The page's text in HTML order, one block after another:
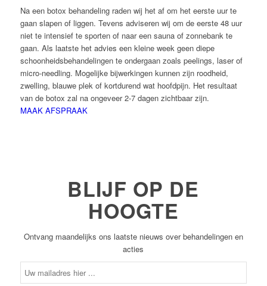
Na een botox behandeling raden wij het af om het eerste uur te
gaan slapen of liggen. Tevens adviseren wij om de eerste 48 uur
niet te intensief te sporten of naar een sauna of zonnebank te
gaan. Als laatste het advies een kleine week geen diepe
schoonheidsbehandelingen te ondergaan zoals peelings, laser of
micro-needling. Mogelijke bijwerkingen kunnen zijn roodheid,
zwelling, blauwe plek of kortdurend wat hoofdpijn. Het resultaat
van de botox zal na ongeveer 2-7 dagen zichtbaar zijn.
MAAK AFSPRAAK
BLIJF OP DE
HOOGTE
Ontvang maandelijks ons laatste nieuws over behandelingen en
acties